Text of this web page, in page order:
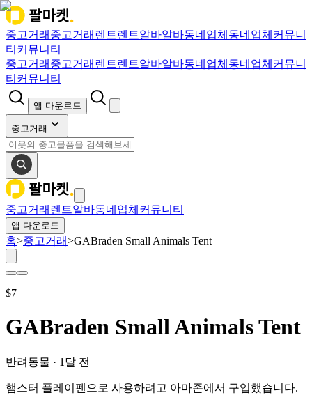
중고거래 중고거래 렌트렌트알바알바동네업체 동네업체 커뮤니
티 커뮤니티
중고거래 중고거래 렌트렌트알바알바동네업체 동네업체 커뮤니
티 커뮤니티
앱 다운로드
중고거래
중고거래 렌트알바동네업체 커뮤니티
앱 다운로드
홈>중고거래>GABraden Small Animals Tent
$7
GABraden Small Animals Tent
반려동물 · 1달 전
햄스터 플레이펜으로 사용하려고 아마존에서 구입했습니다.